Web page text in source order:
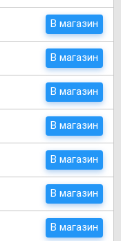
В магазин
В магазин
В магазин
В магазин
В магазин
В магазин
В магазин